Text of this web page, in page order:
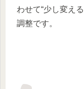
わせて“少し変え
調整です。